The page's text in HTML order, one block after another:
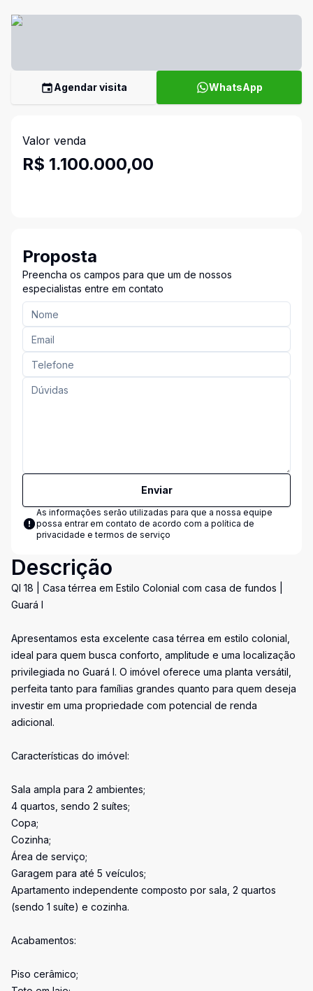
Agendar visita WhatsApp
Valor venda
R$ 1.100.000,00
Proposta
Preencha os campos para que um de nossos
especialistas entre em contato
Enviar
As informações serão utilizadas para que a nossa equipe
possa entrar em contato de acordo com a política de
privacidade e termos de serviço
Descrição
QI 18 | Casa térrea em Estilo Colonial com casa de fundos |
Guará I
Apresentamos esta excelente casa térrea em estilo colonial,
ideal para quem busca conforto, amplitude e uma localização
privilegiada no Guará I. O imóvel oferece uma planta versátil,
perfeita tanto para famílias grandes quanto para quem deseja
investir em uma propriedade com potencial de renda
adicional.
Características do imóvel:
Sala ampla para 2 ambientes;
4 quartos, sendo 2 suítes;
Copa;
Cozinha;
Área de serviço;
Garagem para até 5 veículos;
Apartamento independente composto por sala, 2 quartos
(sendo 1 suíte) e cozinha.
Acabamentos:
Piso cerâmico;